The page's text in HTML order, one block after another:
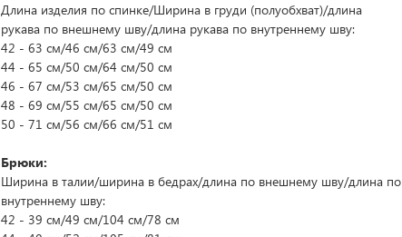
Длина изделия по спинке/Ширина в груди (полуобхват)/длина
рукава по внешнему шву/длина рукава по внутреннему шву:
42 - 63 см/46 см/63 см/49 см
44 - 65 см/50 см/64 см/50 см
46 - 67 см/53 см/65 см/50 см
48 - 69 см/55 см/65 см/50 см
50 - 71 см/56 см/66 см/51 см
Брюки:
Ширина в талии/ширина в бедрах/длина по внешнему шву/длина по
внутреннему шву:
42 - 39 см/49 см/104 см/78 см